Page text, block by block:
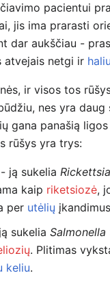
pacientui
jis ima prarasti
dar aukščiau -
atvejais netgi ir
ir visos tos
nes yra daug
gana panašią ligos
rūšys yra trys:
- ją sukelia
kaip riketsiozė,
per utėlių
sukelia
. Plitimas
keliu.